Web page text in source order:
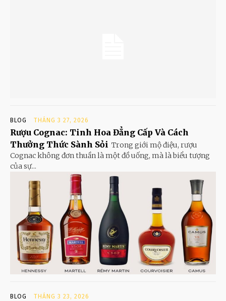
BLOG THÁNG 3 27, 2026
Rượu Cognac: Tinh Hoa Đẳng Cấp Và Cách
Thưởng Thức Sành Sỏi Trong giới mộ điệu, rượu
Cognac không đơn thuần là một đồ uống, mà là biểu tượng
của sự...
BLOG THÁNG 3 23, 2026